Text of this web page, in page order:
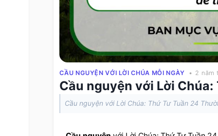
CẦU NGUYỆN VỚI LỜI CHÚA MỖI NGÀY • 2 năm
Cầu nguyện với Lời
Cầu nguyện với Lời Chúa: Thứ Tư Tuần 24